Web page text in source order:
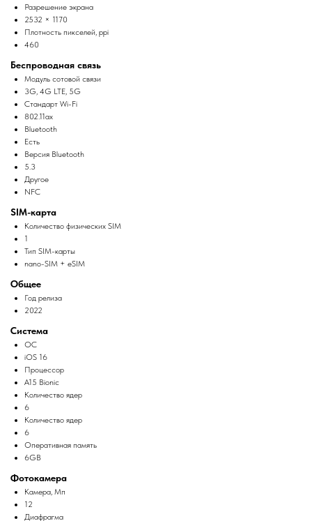
Разрешение экрана
2532 × 1170
Плотность пикселей, ppi
460
Беспроводная связь
Модуль сотовой связи
3G, 4G LTE, 5G
Стандарт Wi-Fi
802.11ax
Bluetooth
Есть
Версия Bluetooth
5.3
Другое
NFC
SIM-карта
Количество физических SIM
1
Тип SIM-карты
nano-SIM + eSIM
Общее
Год релиза
2022
Система
ОС
iOS 16
Процессор
A15 Bionic
Количество ядер
6
Количество ядер
6
Оперативная память
6GB
Фотокамера
Камера, Мп
12
Диафрагма